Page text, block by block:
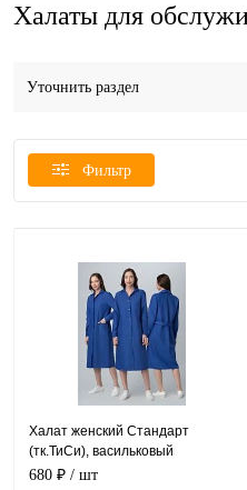
Халаты для
Уточнить раздел
Фильтр
Халат женский Стандарт
(тк.ТиСи), васильковый
680 ₽ / шт